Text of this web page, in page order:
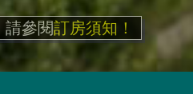
請參閱訂房須知！